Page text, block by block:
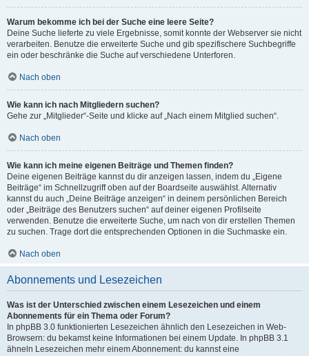
Warum bekomme ich bei der Suche eine leere Seite?
Deine Suche lieferte zu viele Ergebnisse, somit konnte der Webserver sie nicht
verarbeiten. Benutze die erweiterte Suche und gib spezifischere Suchbegriffe
ein oder beschränke die Suche auf verschiedene Unterforen.
Nach oben
Wie kann ich nach Mitgliedern suchen?
Gehe zur „Mitglieder“-Seite und klicke auf „Nach einem Mitglied suchen“.
Nach oben
Wie kann ich meine eigenen Beiträge und Themen finden?
Deine eigenen Beiträge kannst du dir anzeigen lassen, indem du „Eigene
Beiträge“ im Schnellzugriff oben auf der Boardseite auswählst. Alternativ
kannst du auch „Deine Beiträge anzeigen“ in deinem persönlichen Bereich
oder „Beiträge des Benutzers suchen“ auf deiner eigenen Profilseite
verwenden. Benutze die erweiterte Suche, um nach von dir erstellen Themen
zu suchen. Trage dort die entsprechenden Optionen in die Suchmaske ein.
Nach oben
Abonnements und Lesezeichen
Was ist der Unterschied zwischen einem Lesezeichen und einem
Abonnements für ein Thema oder Forum?
In phpBB 3.0 funktionierten Lesezeichen ähnlich den Lesezeichen in Web-
Browsern: du bekamst keine Informationen bei einem Update. In phpBB 3.1
ähneln Lesezeichen mehr einem Abonnement: du kannst eine